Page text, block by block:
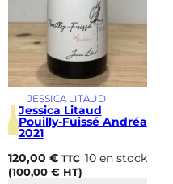
JESSICA LITAUD
Jessica Litaud
Pouilly-Fuissé Andréa
2021
120,00 € TTC
(100,00 €HT)
10 en stock